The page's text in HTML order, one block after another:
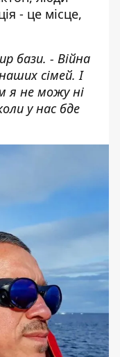
- це місце,
бази. - Війна
сімей. І
я не можу ні
у нас бде